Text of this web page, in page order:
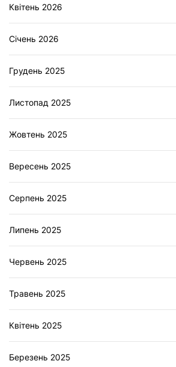
Квітень 2026
Січень 2026
Грудень 2025
Листопад 2025
Жовтень 2025
Вересень 2025
Серпень 2025
Липень 2025
Червень 2025
Травень 2025
Квітень 2025
Березень 2025